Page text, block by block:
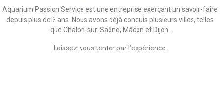
Aquarium Passion Service est une entreprise exerçant un savoir-faire
depuis plus de 3 ans. Nous avons déjà conquis plusieurs villes, telles
que Chalon-sur-Saône, Mâcon et Dijon.
Laissez-vous tenter par l’expérience.